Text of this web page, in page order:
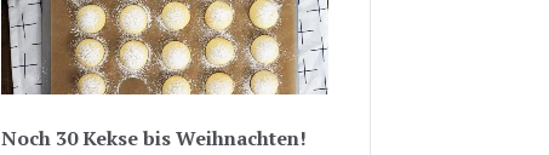
Noch 30 Kekse bis Weihnachten!